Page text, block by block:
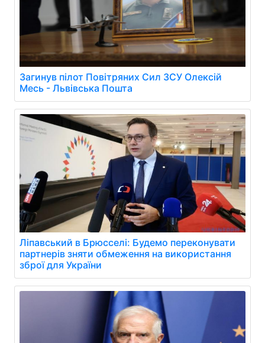
Загинув пілот Повітряних Сил ЗСУ Олексій
Месь - Львівська Пошта
Ліпавський в Брюсселі: Будемо переконувати
партнерів зняти обмеження на використання
зброї для України